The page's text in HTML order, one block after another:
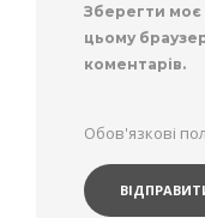
Зберегти моє
цьому
коментарів.
Обов'язкові